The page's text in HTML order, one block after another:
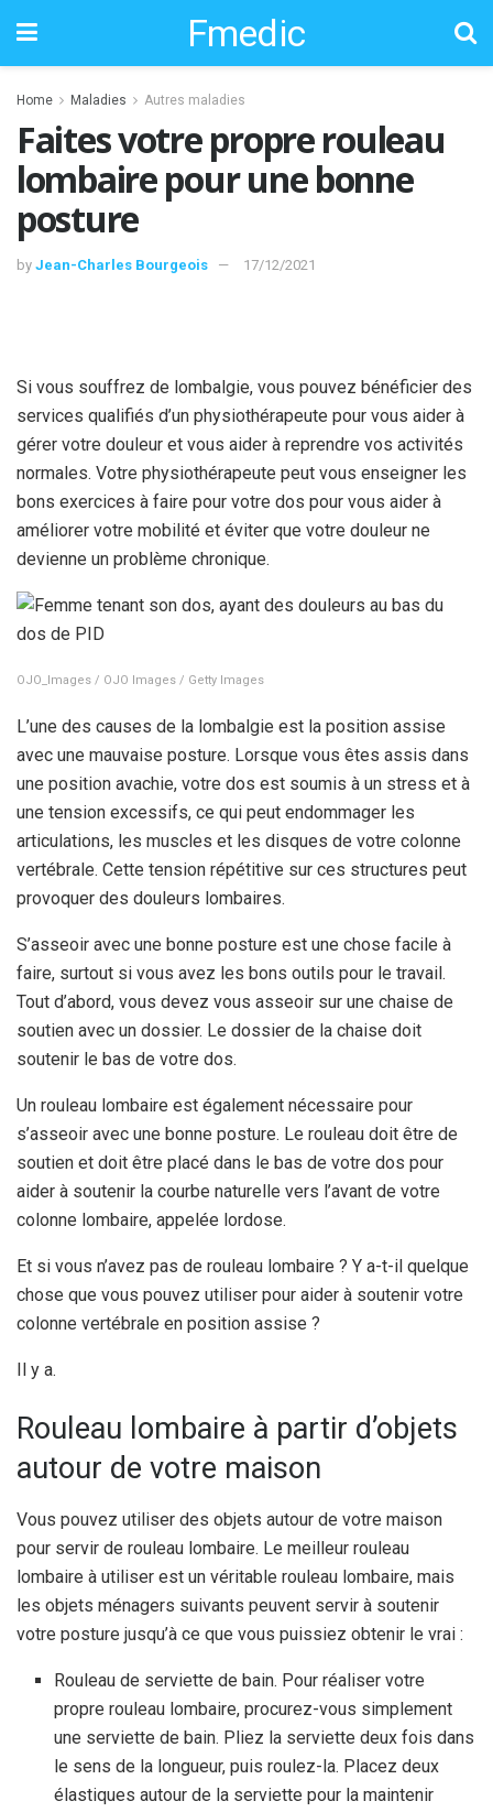
Fmedic
Home Maladies Autres maladies
Faites votre propre rouleau
lombaire pour une bonne
posture
by Jean-Charles Bourgeois 17/12/2021
Si vous souffrez de lombalgie, vous pouvez bénéficier des
services qualifiés d’un physiothérapeute pour vous aider à
gérer votre douleur et vous aider à reprendre vos activités
normales. Votre physiothérapeute peut vous enseigner les
bons exercices à faire pour votre dos pour vous aider à
améliorer votre mobilité et éviter que votre douleur ne
devienne un problème chronique.
OJO_Images / OJO Images / Getty Images
L’une des causes de la lombalgie est la position assise
avec une mauvaise posture. Lorsque vous êtes assis dans
une position avachie, votre dos est soumis à un stress et à
une tension excessifs, ce qui peut endommager les
articulations, les muscles et les disques de votre colonne
vertébrale. Cette tension répétitive sur ces structures peut
provoquer des douleurs lombaires.
S’asseoir avec une bonne posture est une chose facile à
faire, surtout si vous avez les bons outils pour le travail.
Tout d’abord, vous devez vous asseoir sur une chaise de
soutien avec un dossier. Le dossier de la chaise doit
soutenir le bas de votre dos.
Un rouleau lombaire est également nécessaire pour
s’asseoir avec une bonne posture. Le rouleau doit être de
soutien et doit être placé dans le bas de votre dos pour
aider à soutenir la courbe naturelle vers l’avant de votre
colonne lombaire, appelée lordose.
Et si vous n’avez pas de rouleau lombaire ? Y a-t-il quelque
chose que vous pouvez utiliser pour aider à soutenir votre
colonne vertébrale en position assise ?
Il y a.
Rouleau lombaire à partir d’objets
autour de votre maison
Vous pouvez utiliser des objets autour de votre maison
pour servir de rouleau lombaire. Le meilleur rouleau
lombaire à utiliser est un véritable rouleau lombaire, mais
les objets ménagers suivants peuvent servir à soutenir
votre posture jusqu’à ce que vous puissiez obtenir le vrai :
Rouleau de serviette de bain. Pour réaliser votre
propre rouleau lombaire, procurez-vous simplement
une serviette de bain. Pliez la serviette deux fois dans
le sens de la longueur, puis roulez-la. Placez deux
élastiques autour de la serviette pour la maintenir